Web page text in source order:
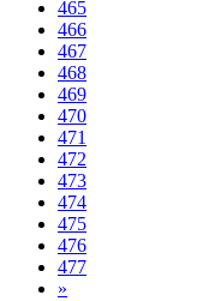
465
466
467
468
469
470
471
472
473
474
475
476
477
»